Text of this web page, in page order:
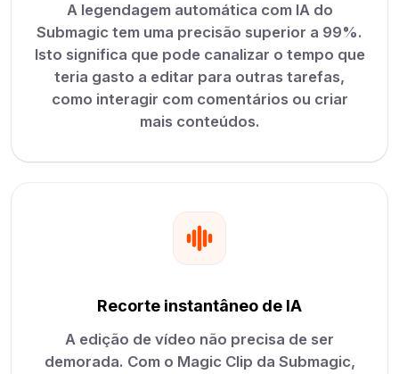
A legendagem automática com IA do
Submagic tem uma precisão superior a 99%.
Isto significa que pode canalizar o tempo que
teria gasto a editar para outras tarefas,
como interagir com comentários ou criar
mais conteúdos.
Recorte instantâneo de IA
A edição de vídeo não precisa de ser
demorada. Com o Magic Clip da Submagic,